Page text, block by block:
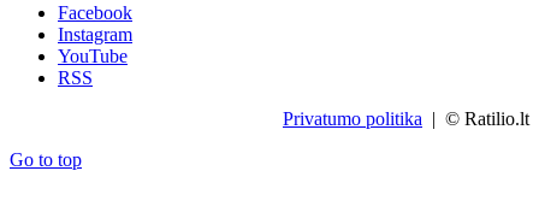
Facebook
Instagram
YouTube
RSS
Privatumo politika | © Ratilio.lt
Go to top